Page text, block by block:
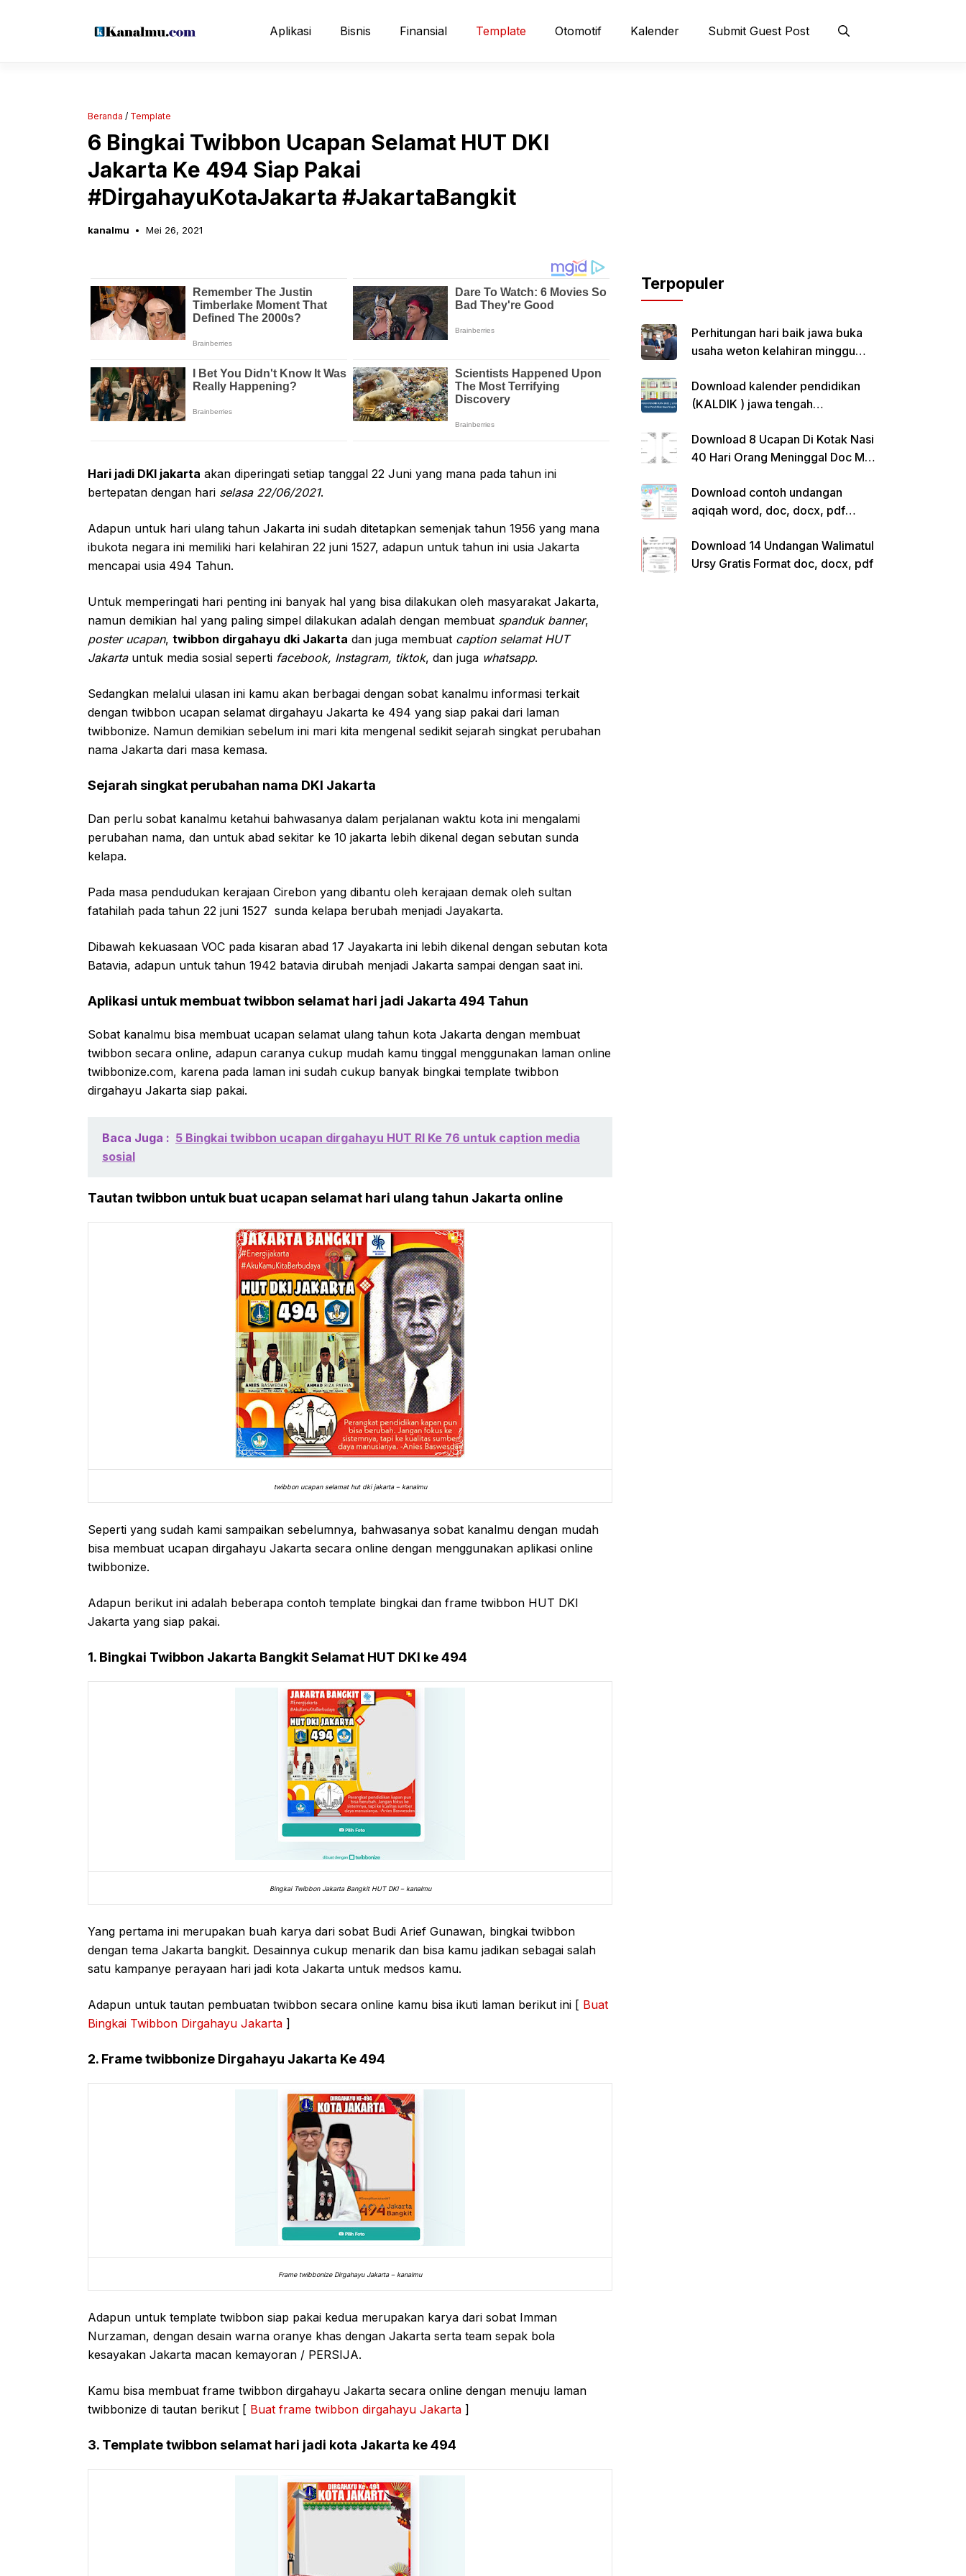
Aplikasi Bisnis Finansial Template Otomotif Kalender Submit Guest Post
Beranda / Template
6 Bingkai Twibbon Ucapan Selamat HUT DKI
Jakarta Ke 494 Siap Pakai
#DirgahayuKotaJakarta #JakartaBangkit
kanalmu Mei 26, 2021
Hari jadi DKI jakarta akan diperingati setiap tanggal 22 Juni yang mana pada tahun ini
bertepatan dengan hari selasa 22/06/2021.
Adapun untuk hari ulang tahun Jakarta ini sudah ditetapkan semenjak tahun 1956 yang mana
ibukota negara ini memiliki hari kelahiran 22 juni 1527, adapun untuk tahun ini usia Jakarta
mencapai usia 494 Tahun.
Untuk memperingati hari penting ini banyak hal yang bisa dilakukan oleh masyarakat Jakarta,
namun demikian hal yang paling simpel dilakukan adalah dengan membuat spanduk banner,
poster ucapan, twibbon dirgahayu dki Jakarta dan juga membuat caption selamat HUT
Jakartauntuk media sosial seperti facebook, Instagram, tiktok, dan juga whatsapp.
Sedangkan melalui ulasan ini kamu akan berbagai dengan sobat kanalmu informasi terkait
dengan twibbon ucapan selamat dirgahayu Jakarta ke 494 yang siap pakai dari laman
twibbonize. Namun demikian sebelum ini mari kita mengenal sedikit sejarah singkat perubahan
nama Jakarta dari masa kemasa.
Sejarah singkat perubahan nama DKI Jakarta
Dan perlu sobat kanalmu ketahui bahwasanya dalam perjalanan waktu kota ini mengalami
perubahan nama, dan untuk abad sekitar ke 10 jakarta lebih dikenal degan sebutan sunda
kelapa.
Pada masa pendudukan kerajaan Cirebon yang dibantu oleh kerajaan demak oleh sultan
fatahilah pada tahun 22 juni 1527 sunda kelapa berubah menjadi Jayakarta.
Dibawah kekuasaan VOC pada kisaran abad 17 Jayakarta ini lebih dikenal dengan sebutan kota
Batavia, adapun untuk tahun 1942 batavia dirubah menjadi Jakarta sampai dengan saat ini.
Aplikasi untuk membuat twibbon selamat hari jadi Jakarta 494 Tahun
Sobat kanalmu bisa membuat ucapan selamat ulang tahun kota Jakarta dengan membuat
twibbon secara online, adapun caranya cukup mudah kamu tinggal menggunakan laman online
twibbonize.com, karena pada laman ini sudah cukup banyak bingkai template twibbon
dirgahayu Jakarta siap pakai.
Baca Juga : 5 Bingkai twibbon ucapan dirgahayu HUT RI Ke 76 untuk caption media
sosial
Tautan twibbon untuk buat ucapan selamat hari ulang tahun Jakarta online
twibbon ucapan selamat hut dki jakarta – kanalmu
Seperti yang sudah kami sampaikan sebelumnya, bahwasanya sobat kanalmu dengan mudah
bisa membuat ucapan dirgahayu Jakarta secara online dengan menggunakan aplikasi online
twibbonize.
Adapun berikut ini adalah beberapa contoh template bingkai dan frame twibbon HUT DKI
Jakarta yang siap pakai.
1. Bingkai Twibbon Jakarta Bangkit Selamat HUT DKI ke 494
Bingkai Twibbon Jakarta Bangkit HUT DKI – kanalmu
Yang pertama ini merupakan buah karya dari sobat Budi Arief Gunawan, bingkai twibbon
dengan tema Jakarta bangkit. Desainnya cukup menarik dan bisa kamu jadikan sebagai salah
satu kampanye perayaan hari jadi kota Jakarta untuk medsos kamu.
Adapun untuk tautan pembuatan twibbon secara online kamu bisa ikuti laman berikut ini [ Buat
Bingkai Twibbon Dirgahayu Jakarta ]
2. Frame twibbonize Dirgahayu Jakarta Ke 494
Frame twibbonize Dirgahayu Jakarta – kanalmu
Adapun untuk template twibbon siap pakai kedua merupakan karya dari sobat Imman
Nurzaman, dengan desain warna oranye khas dengan Jakarta serta team sepak bola
kesayakan Jakarta macan kemayoran / PERSIJA.
Kamu bisa membuat frame twibbon dirgahayu Jakarta secara online dengan menuju laman
twibbonize di tautan berikut [ Buat frame twibbon dirgahayu Jakarta ]
3. Template twibbon selamat hari jadi kota Jakarta ke 494
Terpopuler
Perhitungan hari baik jawa buka
usaha weton kelahiran minggu
Download kalender pendidikan
(KALDIK ) jawa tengah
Download 8 Ucapan Di Kotak Nasi
40 Hari Orang Meninggal Doc Ms.
Download contoh undangan
aqiqah word, doc, docx, pdf
Download 14 Undangan Walimatul
Ursy Gratis Format doc, docx, pdf